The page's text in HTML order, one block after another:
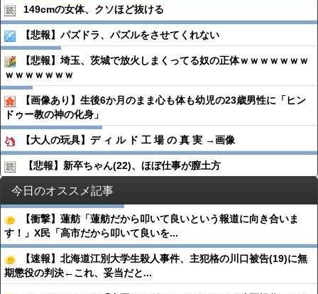
149cmの女体、クソほど抜ける
【悲報】パズドラ、パズルをさせてくれない
【悲報】埼玉、茨城で放火しまくってる奴の正体ｗｗｗｗｗｗｗ
ｗｗｗｗｗｗｗ
【画像あり】生後6か月のまま心も体も幼児の23歳男性に「ヒン
ドゥー教の神の化身」
【大人の玩具】デ ィ ル ド 工 場 の 真 実 →画像
【悲報】新卒ちゃん(22)、ほぼ仕事が膣土方
今日のオススメ記事
【衝撃】蓮舫「蓮舫だから叩いて良いという報道に向き合いま
す！」X民「高市だから叩いて良いを...
【速報】北海道江別大学生殺人事件、主犯格の川口被告(19)に無
期懲役の判決←これ、妥当だと...